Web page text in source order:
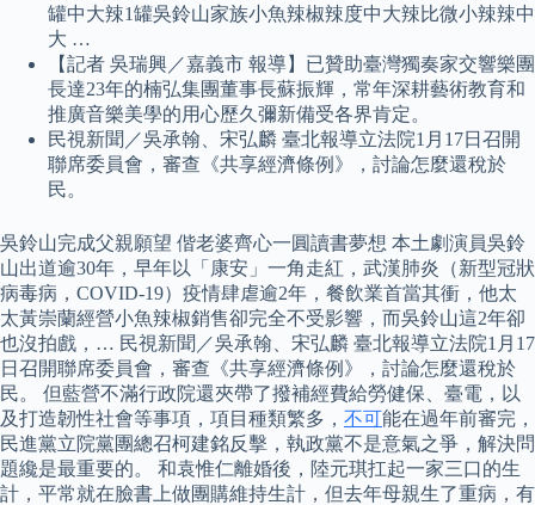
罐中大辣1罐吳鈴山家族小魚辣椒辣度中大辣比微小辣辣中
大 …
【記者 吳瑞興／嘉義市 報導】已贊助臺灣獨奏家交響樂團
長達23年的楠弘集團董事長蘇振輝，常年深耕藝術教育和
推廣音樂美學的用心歷久彌新備受各界肯定。
民視新聞／吳承翰、宋弘麟 臺北報導立法院1月17日召開
聯席委員會，審查《共享經濟條例》，討論怎麼還稅於
民。
吳鈴山完成父親願望 偕老婆齊心一圓讀書夢想 本土劇演員吳鈴
山出道逾30年，早年以「康安」一角走紅，武漢肺炎（新型冠狀
病毒病，COVID-19）疫情肆虐逾2年，餐飲業首當其衝，他太
太黃崇蘭經營小魚辣椒銷售卻完全不受影響，而吳鈴山這2年卻
也沒拍戲，… 民視新聞／吳承翰、宋弘麟 臺北報導立法院1月17
日召開聯席委員會，審查《共享經濟條例》，討論怎麼還稅於
民。 但藍營不滿行政院還夾帶了撥補經費給勞健保、臺電，以
及打造韌性社會等事項，項目種類繁多， 不可能在過年前審完，
民進黨立院黨團總召柯建銘反擊，執政黨不是意氣之爭，解決問
題纔是最重要的。 和袁惟仁離婚後，陸元琪扛起一家三口的生
計，平常就在臉書上做團購維持生計，但去年母親生了重病，有